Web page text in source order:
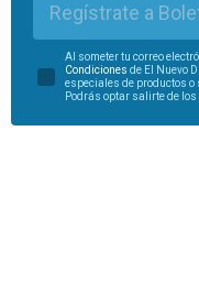
Regístrate a
Al someter tu correo
Condiciones de El Nuevo
especiales de productos o
Podrás optar salirte de